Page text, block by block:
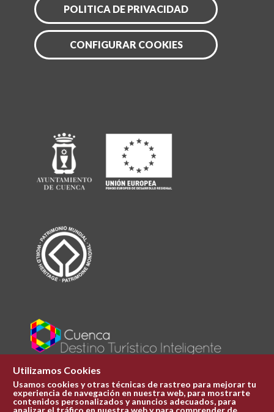
POLITICA DE PRIVACIDAD
CONFIGURAR COOKIES
Plaza Mayor 1
969 241 051
Utilizamos Cookies
Usamos cookies y otras técnicas de rastreo para mejorar tu
experiencia de navegación en nuestra web, para mostrarte
contenidos personalizados y anuncios adecuados, para
analizar el tráfico en nuestra web y para comprender de